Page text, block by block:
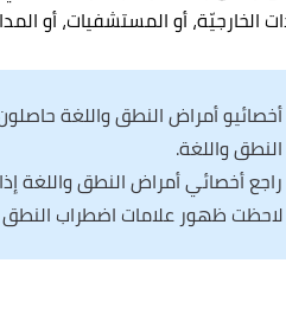
الخارجيّة، أو المستشفيات، أو
أخصائيو أمراض النطق واللغة
النطق واللغة.
راجع أخصائي أمراض النطق واللغة
لاحظت ظهور علامات اضطراب